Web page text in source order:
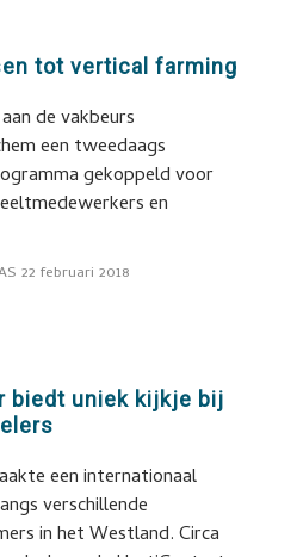
tot vertical farming
de vakbeurs
een tweedaags
gekoppeld voor
en
22 februari 2018
biedt uniek kijkje bij
een internationaal
verschillende
in het Westland. Circa